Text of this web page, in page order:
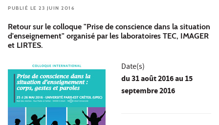
PUBLIÉ LE 23 JUIN 2016
Retour sur le colloque "Prise de conscience dans la situation
d'enseignement" organisé par les laboratoires TEC, IMAGER
et LIRTES.
Date(s)
du31 août 2016au 15
septembre 2016